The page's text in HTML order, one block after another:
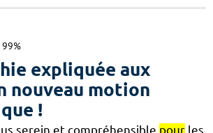
99%
expliquée aux
nouveau motion
!
serein et compréhensible pour les